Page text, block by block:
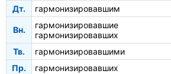
Дт.
гармонизировавшим
Вн.
гармонизировавшие
гармонизировавших
Тв.
гармонизировавшими
Пр.
гармонизировавших